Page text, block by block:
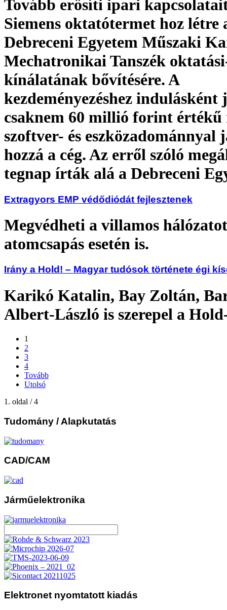
Tovább erősíti ipari
Siemens oktatótermet hoz létre
Debreceni Egyetem Műszaki
Mechatronikai Tanszék
kínálatának bővítésére. A
kezdeményezéshez indulásként
csaknem 60 millió forint értékű
szoftver- és eszközadománnyal
hozzá a cég. Az erről szóló
tegnap írták alá a Debreceni
Extragyors EMP védődiódát fejlesztenek
Megvédheti a villamos
atomcsapás esetén is.
Irány a Hold! – Magyar tudósok története égi
Karikó Katalin, Bay Zoltán,
Albert-László is szerepel a
1
2
3
4
Tovább
Utolsó
1. oldal / 4
Tudomány / Alapkutatás
CAD/CAM
Járműelektronika
Elektronet nyomtatott kiadás